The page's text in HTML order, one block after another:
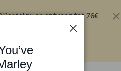
Bestel nu en ontvang tot 76€